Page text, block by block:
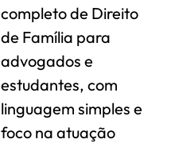
completo de Direito
de Família para
advogados e
estudantes, com
linguagem simples e
foco na atuação